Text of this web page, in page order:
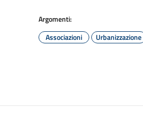
Argomenti:
Associazioni
Urbanizzazione